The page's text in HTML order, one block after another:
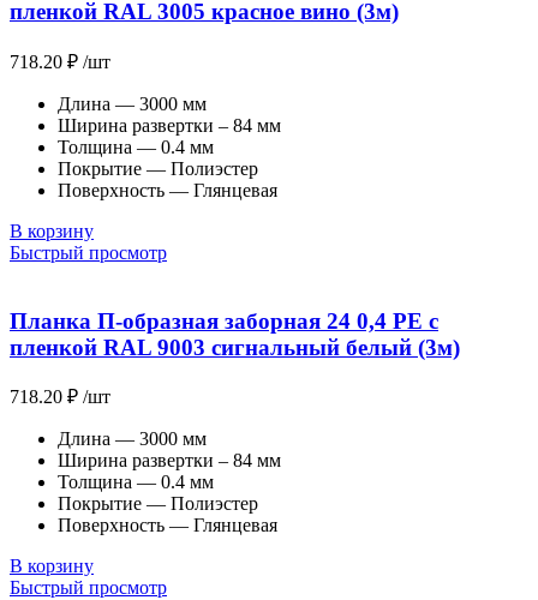
пленкой RAL 3005 красное вино (3м)
718.20 ₽ /шт
Длина — 3000 мм
Ширина развертки – 84 мм
Толщина — 0.4 мм
Покрытие — Полиэстер
Поверхность — Глянцевая
В корзину
Быстрый просмотр
Планка П-образная заборная 24 0,4 PE с
пленкой RAL 9003 сигнальный белый (3м)
718.20 ₽ /шт
Длина — 3000 мм
Ширина развертки – 84 мм
Толщина — 0.4 мм
Покрытие — Полиэстер
Поверхность — Глянцевая
В корзину
Быстрый просмотр